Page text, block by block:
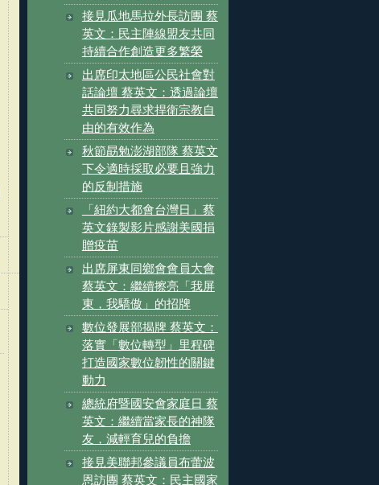
接見瓜地馬拉外長訪團 蔡
英文：民主陣線盟友共同
持續合作創造更多繁榮
出席印太地區公民社會對
話論壇 蔡英文：透過論壇
共同努力尋求捍衛宗教自
由的有效作為
秋節勗勉澎湖部隊 蔡英文
下令適時採取必要且強力
的反制措施
「紐約大都會台灣日」蔡
英文錄製影片感謝美國捐
贈疫苗
出席屏東同鄉會會員大會
蔡英文：繼續擦亮「我屏
東，我驕傲」的招牌
數位發展部揭牌 蔡英文：
落實「數位轉型」里程碑
打造國家數位韌性的關鍵
動力
總統府暨國安會家庭日 蔡
英文：繼續當家長的神隊
友，減輕育兒的負擔
接見美聯邦參議員布蕾波
恩訪團 蔡英文：民主國家